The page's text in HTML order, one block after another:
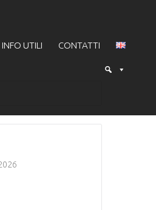
INFO UTILI CONTATTI